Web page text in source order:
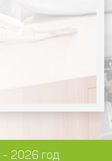
- 2026 год